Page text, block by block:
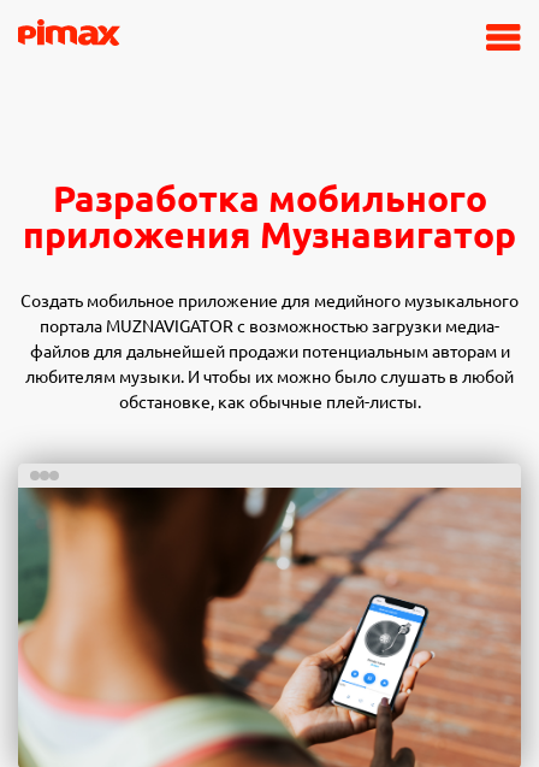
Разработка мобильного
приложения Музнавигатор
Создать мобильное приложение для медийного музыкального
портала MUZNAVIGATOR с возможностью загрузки медиа-
файлов для дальнейшей продажи потенциальным авторам и
любителям музыки. И чтобы их можно было слушать в любой
обстановке, как обычные плей-листы.